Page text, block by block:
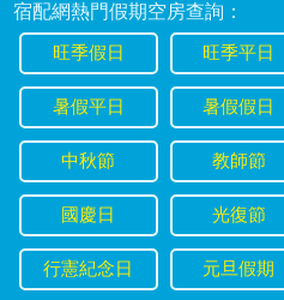
2024/01/17
宿配網熱門假期空房查詢：
旺季假日 旺季平日
暑假平日 暑假假日
中秋節 教師節
國慶日 光復節
行憲紀念日 元旦假期